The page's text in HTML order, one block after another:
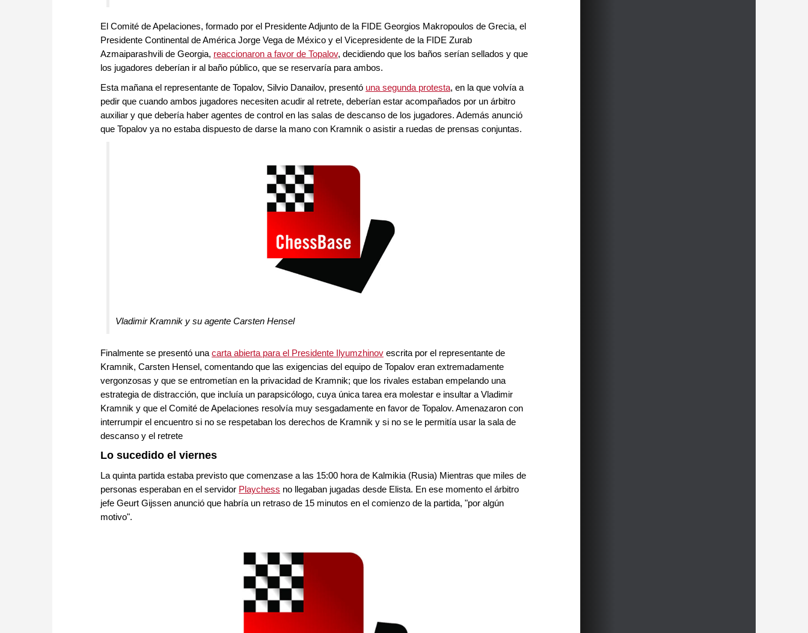
El Comité de Apelaciones, formado por el Presidente Adjunto de la FIDE Georgios Makropoulos de Grecia, el
Presidente Continental de América Jorge Vega de México y el Vicepresidente de la FIDE Zurab
Azmaiparashvili de Georgia, reaccionaron a favor de Topalov, decidiendo que los baños serían sellados y que
los jugadores deberían ir al baño público, que se reservaría para ambos.
Esta mañana el representante de Topalov, Silvio Danailov, presentó una segunda protesta, en la que volvía a
pedir que cuando ambos jugadores necesiten acudir al retrete, deberían estar acompañados por un árbitro
auxiliar y que debería haber agentes de control en las salas de descanso de los jugadores. Además anunció
que Topalov ya no estaba dispuesto de darse la mano con Kramnik o asistir a ruedas de prensas conjuntas.
Vladimir Kramnik y su agente Carsten Hensel
Finalmente se presentó una carta abierta para el Presidente Ilyumzhinov escrita por el representante de
Kramnik, Carsten Hensel, comentando que las exigencias del equipo de Topalov eran extremadamente
vergonzosas y que se entrometían en la privacidad de Kramnik; que los rivales estaban empelando una
estrategia de distracción, que incluía un parapsicólogo, cuya única tarea era molestar e insultar a Vladimir
Kramnik y que el Comité de Apelaciones resolvía muy sesgadamente en favor de Topalov. Amenazaron con
interrumpir el encuentro si no se respetaban los derechos de Kramnik y si no se le permitía usar la sala de
descanso y el retrete
Lo sucedido el viernes
La quinta partida estaba previsto que comenzase a las 15:00 hora de Kalmikia (Rusia) Mientras que miles de
personas esperaban en el servidor Playchess no llegaban jugadas desde Elista. En ese momento el árbitro
jefe Geurt Gijssen anunció que habría un retraso de 15 minutos en el comienzo de la partida, "por algún
motivo".